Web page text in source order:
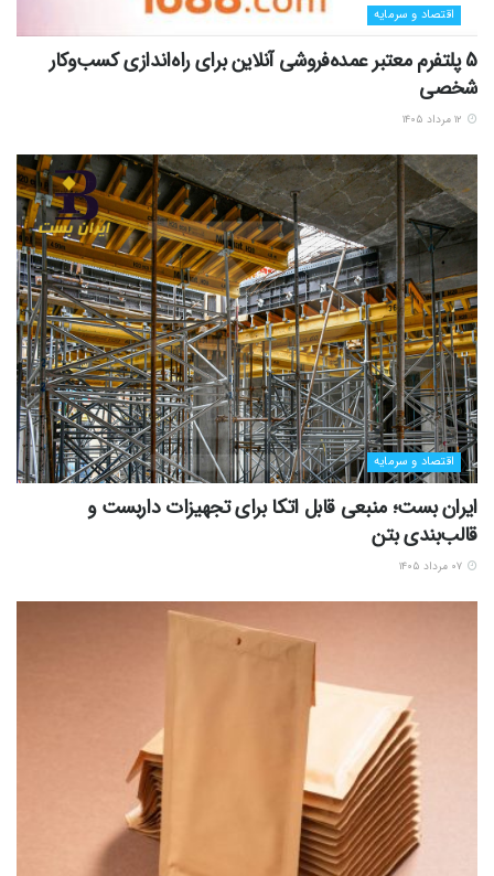
اقتصاد و سرمایه
5 پلتفرم معتبر عمده‌فروشی آنلاین برای راه‌اندازی کسب‌وکار
شخصی
اقتصاد و سرمایه
ایران بست؛ منبعی قابل اتکا برای تجهیزات داربست و
قالب‌بندی بتن